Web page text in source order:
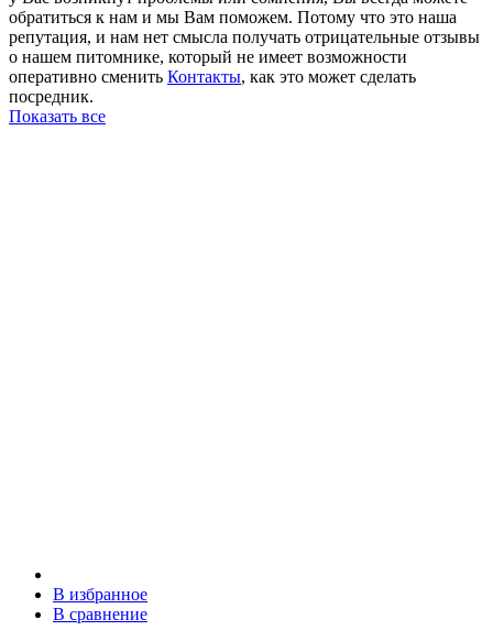
обратиться к нам и мы Вам поможем. Потому что это наша
репутация, и нам нет смысла получать отрицательные отзывы
о нашем питомнике, который не имеет возможности
оперативно сменить Контакты, как это может сделать
посредник.
Показать все
В избранное
В сравнение